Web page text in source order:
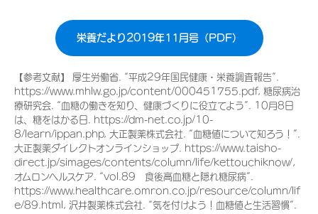
栄養だより2019年11月号（PDF）
【参考文献】 厚生労働省. “平成29年国民健康・栄養調査報告”.
https://www.mhlw.go.jp/content/000451755.pdf, 糖尿病治
療研究会. “血糖の働きを知り、健康づくりに役立てよう”. 10月8日
は、糖をはかる日. https://dm-net.co.jp/10-
8/learn/ippan.php, 大正製薬株式会社. “血糖値について知ろう！”.
大正製薬ダイレクトオンラインショップ. https://www.taisho-
direct.jp/simages/contents/column/life/kettouchiknow/,
オムロンヘルスケア. “vol.89 食後高血糖と隠れ糖尿病”.
https://www.healthcare.omron.co.jp/resource/column/lif
e/89.html, 沢井製薬株式会社. “気を付けよう！血糖値と生活習慣”.